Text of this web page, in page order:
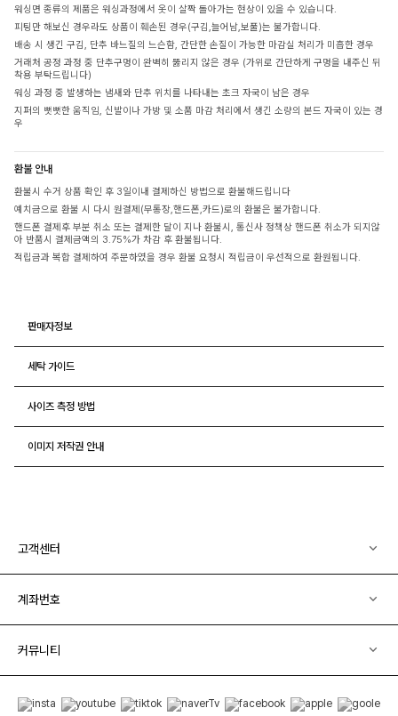
워싱면 종류의 제품은 워싱과정에서 옷이 살짝 돌아가는 현상이 있을 수 있습니다.
피팅만 해보신 경우라도 상품이 훼손된 경우(구김,늘어남,보풀)는 불가합니다.
배송 시 생긴 구김, 단추 바느질의 느슨함, 간단한 손질이 가능한 마감실 처리가 미흡한 경우
거래처 공정 과정 중 단추구멍이 완벽히 뚫리지 않은 경우 (가위로 간단하게 구멍을 내주신 뒤
착용 부탁드립니다)
워싱 과정 중 발생하는 냄새와 단추 위치를 나타내는 초크 자국이 남은 경우
지퍼의 뻣뻣한 움직임, 신발이나 가방 및 소품 마감 처리에서 생긴 소량의 본드 자국이 있는 경
우
환불 안내
환불시 수거 상품 확인 후 3일이내 결제하신 방법으로 환불해드립니다
예치금으로 환불 시 다시 원결제(무통장,핸드폰,카드)로의 환불은 불가합니다.
핸드폰 결제후 부분 취소 또는 결제한 달이 지나 환불시, 통신사 정책상 핸드폰 취소가 되지않
아 반품시 결제금액의 3.75%가 차감 후 환불됩니다.
적립금과 복합 결제하여 주문하였을 경우 환불 요청시 적립금이 우선적으로 환원됩니다.
판매자정보
세탁 가이드
사이즈 측정 방법
이미지 저작권 안내
고객센터
계좌번호
커뮤니티